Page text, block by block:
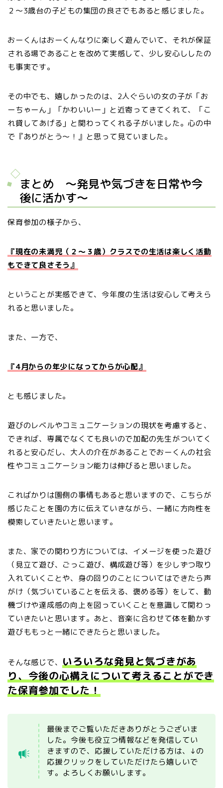
２〜3歳台の子どもの集団の良さでもあると感じました。
おーくんはおーくんなりに楽しく遊んでいて、それが保証
される場であることを改めて実感して、少し安心ししたの
も事実です。
その中でも、嬉しかったのは、2人ぐらいの女の子が「お
ーちゃーん」「かわいいー」と近寄ってきてくれて、「こ
れ貸してあげる」と関わってくれる子がいました。心の中
で『ありがとう〜！』と思って見ていました。
まとめ 〜発見や気づきを日常や今
後に活かす〜
保育参加の様子から、
『現在の未満児（２〜３歳）クラスでの生活は楽しく活動
もできて良さそう』
ということが実感できて、今年度の生活は安心して考えら
れると思いました。
また、一方で、
『4月からの年少になってからが心配』
とも感じました。
遊びのレベルやコミュニケーションの現状を考慮すると、
できれば、専属でなくても良いので加配の先生がついてく
れると安心だし、大人の介在があることでおーくんの社会
性やコミュニケーション能力は伸びると思いました。
こればかりは園側の事情もあると思いますので、こちらが
感じたことを園の方に伝えていきながら、一緒に方向性を
模索していきたいと思います。
また、家での関わり方については、イメージを使った遊び
（見立て遊び、ごっこ遊び、構成遊び等）を少しずつ取り
入れていくことや、身の回りのことについてはできたら声
がけ（気づいていることを伝える、褒める等）をして、動
機づけや達成感の向上を図っていくことを意識して関わっ
ていきたいと思います。あと、音楽に合わせて体を動かす
遊びももっと一緒にできたらと思いました。
そんな感じで、いろいろな発見と気づきがあ
り、今後の心構えについて考えることができ
た保育参加でした！
最後までご覧いただきありがとうございま
した。今後も役立つ情報などを発信してい
きますので、応援していただける方は、↓の
応援クリックをしていただけたら嬉しいで
す。よろしくお願いします。